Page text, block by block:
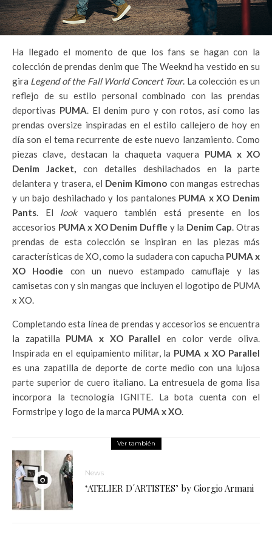
Ha llegado el momento de que los fans se hagan con la
colección de prendas denim que The Weeknd ha vestido en su
gira Legend of the Fall World Concert Tour. La colección es un
reflejo de su estilo personal combinado con las prendas
deportivas PUMA. El denim puro y con rotos, así como las
prendas oversize inspiradas en el estilo callejero de hoy en
día son el tema recurrente de este nuevo lanzamiento. Como
piezas clave, destacan la chaqueta vaquera PUMA x XO
Denim Jacket, con detalles deshilachados en la parte
delantera y trasera, el Denim Kimono con mangas estrechas
y un bajo deshilachado y los pantalones PUMA x XO Denim
Pants. El lookvaquero también está presente en los
accesorios PUMA x XO Denim Duffle y la Denim Cap. Otras
prendas de esta colección se inspiran en las piezas más
características de XO, como la sudadera con capucha PUMA x
XO Hoodie con un nuevo estampado camuflaje y las
camisetas con y sin mangas que incluyen el logotipo de PUMA
x XO.
Completando esta línea de prendas y accesorios se encuentra
la zapatilla PUMA x XO Parallelen color verde oliva.
Inspirada en el equipamiento militar, la PUMA x XO Parallel
es una zapatilla de deporte de corte medio con una lujosa
parte superior de cuero italiano. La entresuela de goma lisa
incorpora la tecnología IGNITE. La bota cuenta con el
Formstripe y logo de la marca PUMA x XO.
Ver también
News
‘ATELIER D´ARTISTES’ by Giorgio Armani